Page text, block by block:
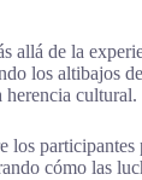
de la
los altibajos
herencia cultural.
cómo las